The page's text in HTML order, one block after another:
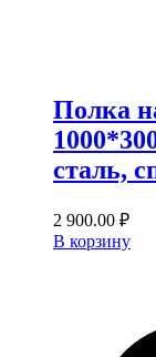
Полка
сталь,
2 900.00 ₽
В корзину